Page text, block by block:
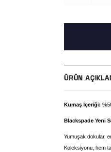
ÜRÜN
Kumaş İçeriği:
Blackspade Yeni
Yumuşak dokular,
Koleksiyonu, hem